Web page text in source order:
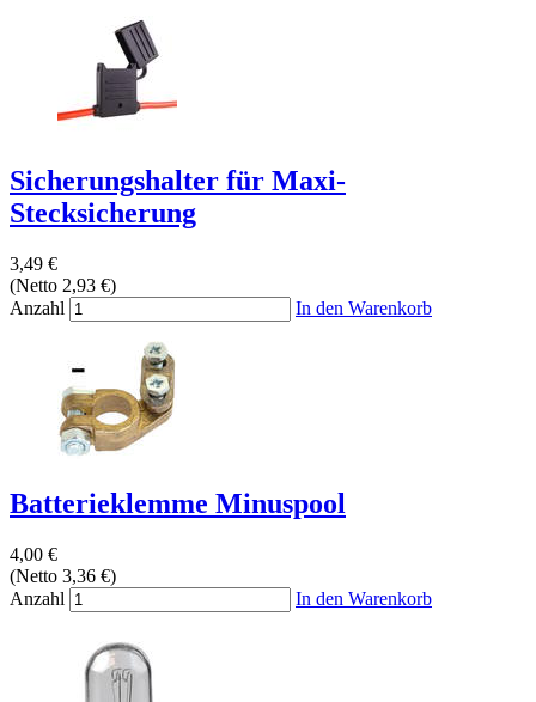
Sicherungshalter für Maxi-
Stecksicherung
3,49 €
(Netto 2,93 €)
Anzahl
In den Warenkorb
Batterieklemme Minuspool
4,00 €
(Netto 3,36 €)
Anzahl
In den Warenkorb